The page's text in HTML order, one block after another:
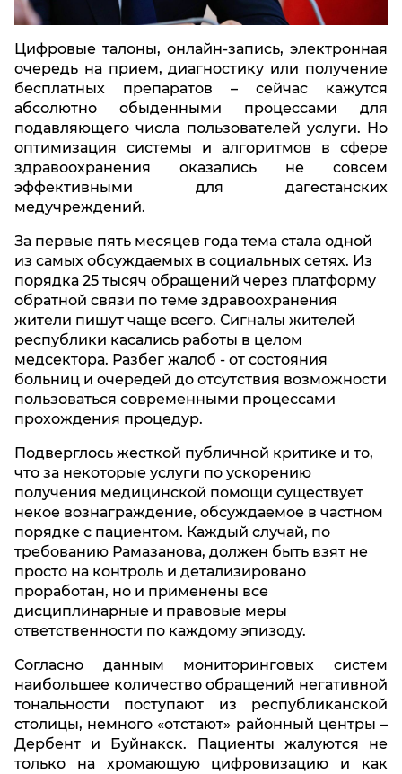
Цифровые талоны, онлайн-запись, электронная
очередь на прием, диагностику или получение
бесплатных препаратов – сейчас кажутся
абсолютно обыденными процессами для
подавляющего числа пользователей услуги. Но
оптимизация системы и алгоритмов в сфере
здравоохранения оказались не совсем
эффективными для дагестанских
медучреждений.
За первые пять месяцев года тема стала одной
из самых обсуждаемых в социальных сетях. Из
порядка 25 тысяч обращений через платформу
обратной связи по теме здравоохранения
жители пишут чаще всего. Сигналы жителей
республики касались работы в целом
медсектора. Разбег жалоб - от состояния
больниц и очередей до отсутствия возможности
пользоваться современными процессами
прохождения процедур.
Подверглось жесткой публичной критике и то,
что за некоторые услуги по ускорению
получения медицинской помощи существует
некое вознаграждение, обсуждаемое в частном
порядке с пациентом. Каждый случай, по
требованию Рамазанова, должен быть взят не
просто на контроль и детализировано
проработан, но и применены все
дисциплинарные и правовые меры
ответственности по каждому эпизоду.
Согласно данным мониторинговых систем
наибольшее количество обращений негативной
тональности поступают из республиканской
столицы, немного «отстают» районный центры –
Дербент и Буйнакск. Пациенты жалуются не
только на хромающую цифровизацию и как